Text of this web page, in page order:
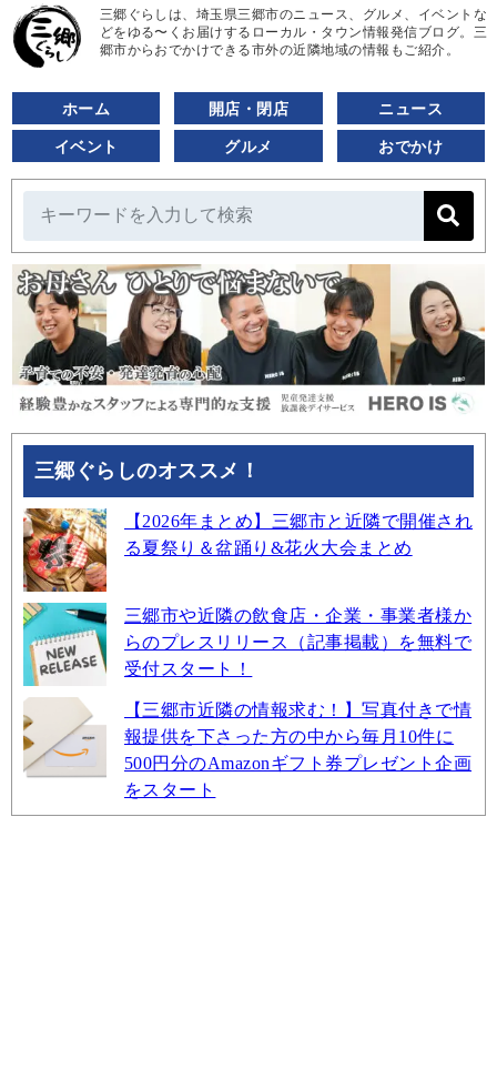
三郷ぐらしは、埼玉県三郷市のニュース、グルメ、イベントな
どをゆる〜くお届けするローカル・タウン情報発信ブログ。三
郷市からおでかけできる市外の近隣地域の情報もご紹介。
ホーム 開店・閉店 ニュース
イベント グルメ おでかけ
三郷ぐらしのオススメ！
【2026年まとめ】三郷市と近隣で開催され
る夏祭り＆盆踊り&花火大会まとめ
三郷市や近隣の飲食店・企業・事業者様か
らのプレスリリース（記事掲載）を無料で
受付スタート！
【三郷市近隣の情報求む！】写真付きで情
報提供を下さった方の中から毎月10件に
500円分のAmazonギフト券プレゼント企画
をスタート